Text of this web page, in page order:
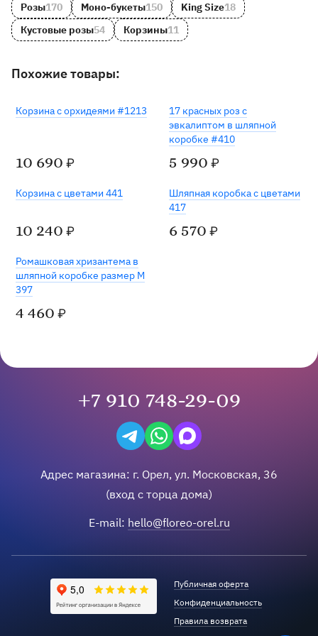
Розы170 Моно-букеты150 King Size18
Кустовые розы54 Корзины11
Похожие товары:
Корзина с орхидеями #1213
10 690 ₽
17 красных роз с
эвкалиптом в шляпной
коробке #410
5 990 ₽
Корзина с цветами 441
10 240 ₽
Шляпная коробка с цветами
417
6 570 ₽
Ромашковая хризантема в
шляпной коробке размер M
397
Хит
4 460 ₽
+7 910 748-29-09
Написать в Telegram
Написать на WhatsApp
Написать в Max
Адрес магазина: г. Орел, ул. Московская, 36
(вход с торца дома)
E-mail: hello@floreo-orel.ru
Публичная оферта
Конфиденциальность
Правила возврата